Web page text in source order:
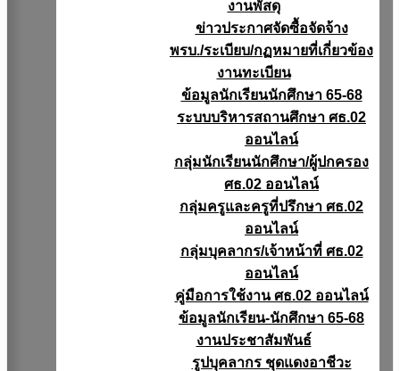
งานพัสดุ
ข่าวประกาศจัดซื้อจัดจ้าง
พรบ./ระเบียบ/กฏหมายที่เกี่ยวข้อง
งานทะเบียน
ข้อมูลนักเรียนนักศึกษา 65-68
ระบบบริหารสถานศึกษา ศธ.02
ออนไลน์
กลุ่มนักเรียนนักศึกษา/ผู้ปกครอง
ศธ.02 ออนไลน์
กลุ่มครูและครูที่ปรึกษา ศธ.02
ออนไลน์
กลุ่มบุคลากร/เจ้าหน้าที่ ศธ.02
ออนไลน์
คู่มือการใช้งาน ศธ.02 ออนไลน์
ข้อมูลนักเรียน-นักศึกษา 65-68
งานประชาสัมพันธ์
รูปบุคลากร ชุดแดงอาชีวะ